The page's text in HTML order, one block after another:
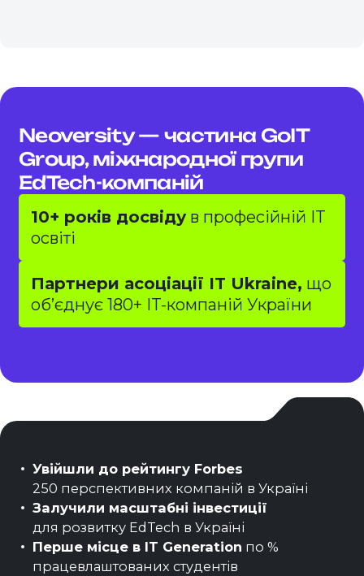
Neoversity — частина GoIT
Group, міжнародної групи
EdTech-компаній
10+ років досвідув професійній IT
освіті
Партнери асоціації IT Ukraine, що
обʼєднує 180+ IT-компаній України
Увійшли до рейтингу Forbes
250 перспективних компаній в Україні
Залучили масштабні інвестиції
для розвитку EdTech в Україні
Перше місце в IT Generation по %
працевлаштованих студентів